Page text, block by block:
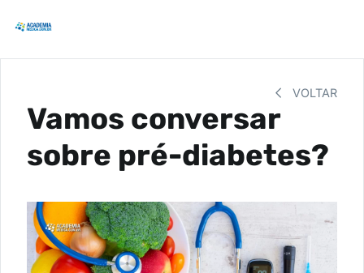
VOLTAR
Vamos conversar
sobre pré-diabetes?